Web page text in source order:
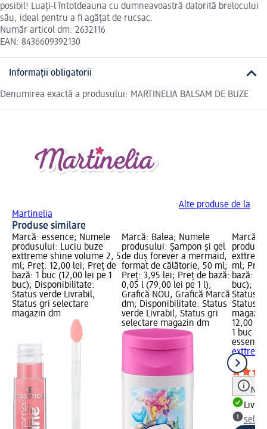
posibil! Luați-l întotdeauna cu dumneavoastră datorită brelocului
său, ideal pentru a fi agățat de rucsac.
Număr articol dm: 2632116
EAN: 8436609392130
Informații obligatorii
Denumirea exactă a produsului: MARTINELIA BALSAM DE BUZE
Alte produse de la
Martinelia
Produse similare
Marcă: essence; Numele
produsului: Luciu buze
exttreme shine volume 2, 5
ml; Preț: 12,00 lei; Preț de
bază: 1 buc (12,00 lei pe 1
buc); Disponibilitate:
Status verde Livrabil,
Status gri selectare
magazin dm
Marcă: Balea; Numele
produsului: Șampon și gel
de duș forever a mermaid,
format de călătorie, 50 ml;
Preț: 3,95 lei; Preț de bază:
0,05 l (79,00 lei pe 1 l);
Grafică NOU, Grafică Marcă
dm; Disponibilitate: Status
verde Livrabil, Status gri
selectare magazin dm
Marcă:
ml;
bază: 1
buc);
Status
Status
12,00 lei
1 buc
essence
ml
Notă